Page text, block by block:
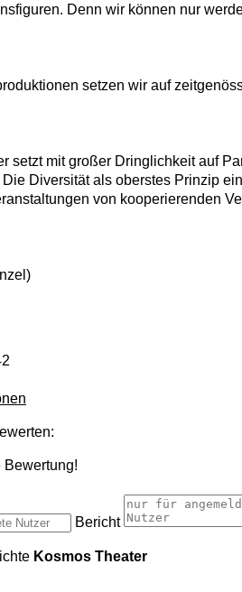
Denn wir können nur
setzen wir auf
setzt mit großer Dringlichkeit auf
Diversität als oberstes Prinzip
von kooperierenden
Bewertung!
Bericht
Kosmos Theater